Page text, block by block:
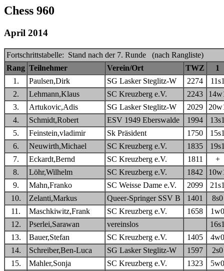
Chess 960
April 2014
Fortschrittstabelle: Stand nach der 7. Runde (nach Rangliste)
Rang Teilnehmer Verein/Ort TWZ
1
1.
Paulsen,Dirk SG Lasker Steglitz-W 2274
2.
Lehmann,Klaus SC Kreuzberg e.V. 2243
3.
Artukovic,Adis SG Lasker Steglitz-W 2029
4.
Schmidt,Robert ESV 1949 Eberswalde 1994
5.
Feinstein,vladimir Sk Präsident 1750
6.
Neuwirth,Michael SC Kreuzberg e.V. 1835
7.
Eckardt,Bernd SC Kreuzberg e.V. 1811
+
8.
Löhr,Wilhelm SC Kreuzberg e.V. 1842
9.
Mahn,Franko SC Weisse Dame e.V. 2099
10.
Zelanti,Markus Queer-Springer SSV B 1401
8s0
11.
Maschkiwitz,Frank SC Kreuzberg e.V. 1658
1w0
12.
Pserlei,Sarawan vereinslos
13.
Bauer,Stefan SC Kreuzberg e.V. 1405
4w0
14.
Schreiber,Ben-Luca SG Lasker Steglitz-W 1597
2s0
15.
Mahler,Sonja SC Kreuzberg e.V. 1323
5w0